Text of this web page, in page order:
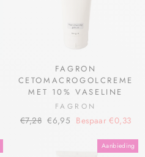
FAGRON
CETOMACROGOLCREME
MET 10% VASELINE
FAGRON
€7,28 €6,95 Bespaar €0,33
Aanbieding